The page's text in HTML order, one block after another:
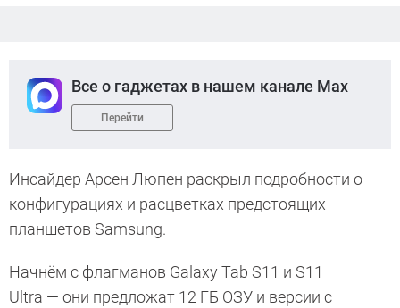
Все о гаджетах в нашем канале Max
Перейти
Инсайдер Арсен Люпен раскрыл подробности о
конфигурациях и расцветках предстоящих
планшетов Samsung.
Начнём с флагманов Galaxy Tab S11 и S11
Ultra — они предложат 12 ГБ ОЗУ и версии с